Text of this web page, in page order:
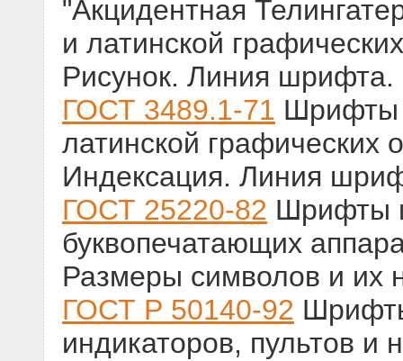
"Акцидентная
и латинской
Рисунок. Линия шрифта.
ГОСТ 3489.1-71 Шрифты
латинской графических
Индексация. Линия
ГОСТ 25220-82 Шрифты
буквопечатающих
Размеры символов и их
ГОСТ Р 50140-92
индикаторов, пультов